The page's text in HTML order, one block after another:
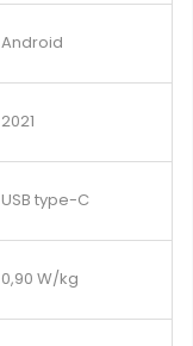
Android
2021
USB type-C
0,90 W/kg